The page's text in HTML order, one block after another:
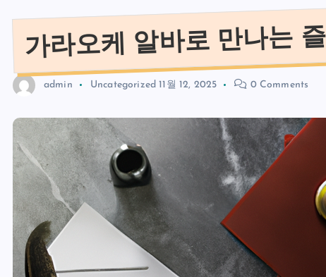
가라오케 알바로 만나는
admin Uncategorized 11월 12, 2025 0 Comments